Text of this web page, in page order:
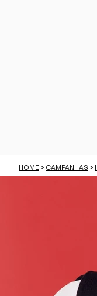
HOME > CAMPANHAS >